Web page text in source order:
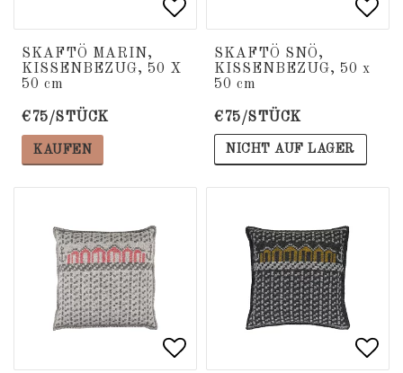
Add to list of favorites
Add to list of favorites
SKAFTÖ MARIN,
KISSENBEZUG, 50 X
50 cm
€75/STÜCK
KAUFEN
SKAFTÖ SNÖ,
KISSENBEZUG, 50 x
50 cm
€75/STÜCK
NICHT AUF LAGER